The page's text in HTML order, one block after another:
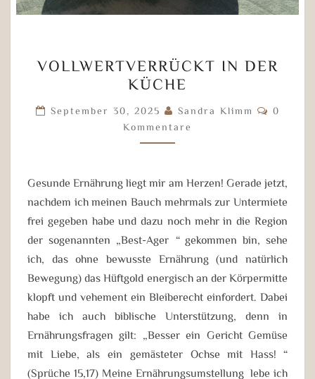
IN
DER
KÜCHE
VOLLWERTVERRÜCKT IN DER
KÜCHE
September 30, 2025 Sandra Klimm
0
Kommentare
Gesunde Ernährung liegt mir am Herzen! Gerade jetzt,
nachdem ich meinen Bauch mehrmals zur Untermiete
frei gegeben habe und dazu noch mehr in die Region
der sogenannten „Best-Ager“ gekommen bin, sehe
ich, das ohne bewusste Ernährung (und natürlich
Bewegung) das Hüftgold energisch an der Körpermitte
klopft und vehement ein Bleiberecht einfordert. Dabei
habe ich auch biblische Unterstützung, denn in
Ernährungsfragen gilt: „Besser ein Gericht Gemüse
mit Liebe, als ein gemästeter Ochse mit Hass!“
(Sprüche 15,17) Meine Ernährungsumstellung lebe ich